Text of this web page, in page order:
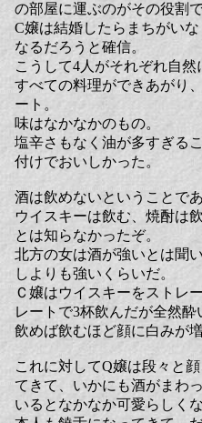
の部屋に運ぶのがその役割で
C嬢は結婚したらまちがい
なるだろうと確信。
こうして4人がそれぞれ自
すべての料理ができあがり
ート。
味はなかなかのもの。
塩辛さもなく油が多すぎる
付けでおいしかった。
酒は飲めないということで
ウイスキーは飲む、焼酎は
とは知らなかったぞ。
北方の女は酒が強いとは聞
しよりも強いくらいだ。
Ｃ嬢はウイスキーをストレ
レートで3杯飲んだが全然酔
飲めば飲むほど顔に白みが
これに対してQ嬢は段々と
てきて、いかにも酒がまわ
いるとなかなか可愛らしく